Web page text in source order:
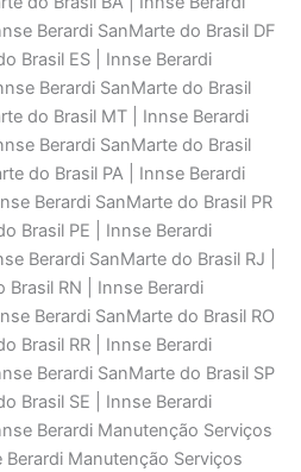
Berardi SanMarte do Brasil DF
Brasil ES | Innse Berardi
Berardi SanMarte do Brasil
do Brasil MT | Innse Berardi
Berardi SanMarte do Brasil
do Brasil PA | Innse Berardi
Berardi SanMarte do Brasil PR
Brasil PE | Innse Berardi
Berardi SanMarte do Brasil RJ |
Brasil RN | Innse Berardi
Berardi SanMarte do Brasil RO
Brasil RR | Innse Berardi
Berardi SanMarte do Brasil SP
Brasil SE | Innse Berardi
Berardi Manutenção Serviços
Manutenção Serviços